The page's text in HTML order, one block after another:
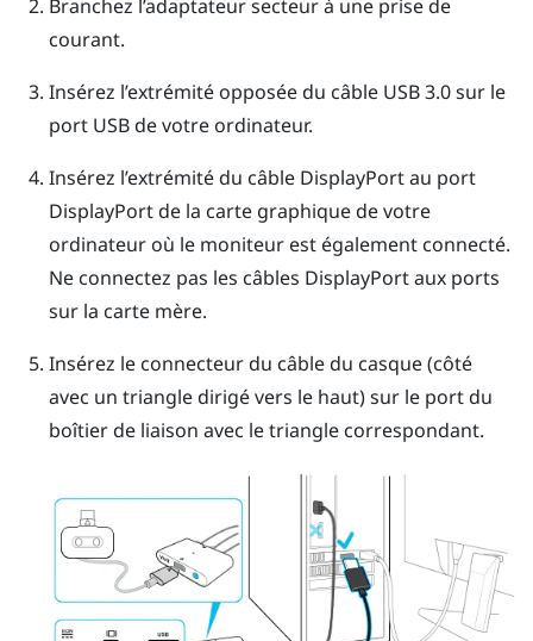
Branchez l’adaptateur secteur à une prise de
courant.
Insérez l’extrémité opposée du câble USB 3.0 sur le
port USB de votre ordinateur.
Insérez l’extrémité du câble DisplayPortau port
DisplayPortde la carte graphique de votre
ordinateur où le moniteur est également connecté.
Ne connectez pas les câbles DisplayPortaux ports
sur la carte mère.
Insérez le connecteur du câble du casque (côté
avec un triangle dirigé vers le haut) sur le port du
boîtier de liaison avec le triangle correspondant.